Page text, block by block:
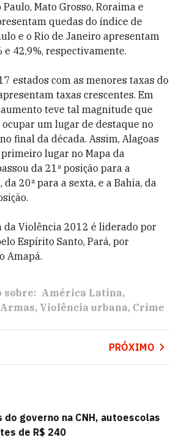
Mato Grosso, Roraima e
quedas do índice de
e o Rio de Janeiro apresentam
e 42,9%, respectivamente.
estados com as menores taxas do
taxas crescentes. Em
teve tal magnitude que
ocupar um lugar de destaque no
final da década. Assim, Alagoas
lugar no Mapa da
da 21ª posição para a
20ª para a sexta, e a Bahia, da
da Violência 2012 é liderado por
Espírito Santo, Pará, por
Amapá.
sobre: América Latina
Armas Violência urbana Crime
PRÓXIMO
do governo na CNH, autoescolas
de R$ 240